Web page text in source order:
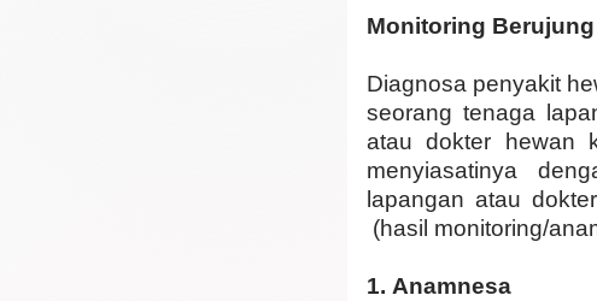
Monitoring
Diagnosa penyakit
seorang tenaga
atau dokter hewan
menyiasatinya
lapangan atau
(hasil monitoring/
1. Anamnesa